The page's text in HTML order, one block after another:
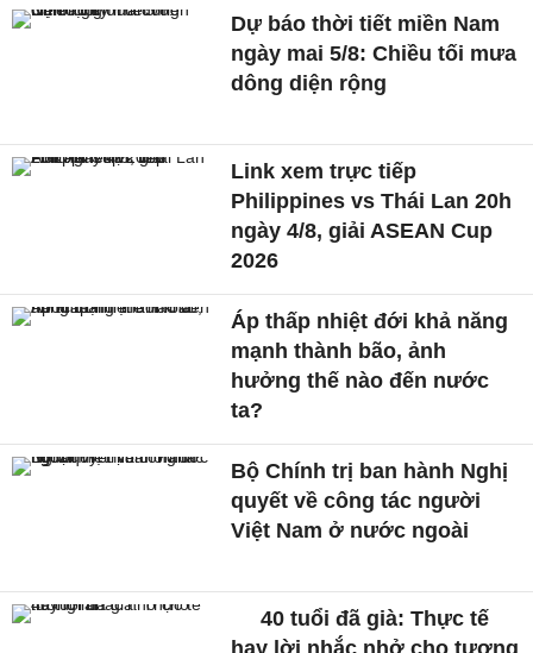
Dự báo thời tiết miền Nam
ngày mai 5/8: Chiều tối mưa
dông diện rộng
Link xem trực tiếp
Philippines vs Thái Lan 20h
ngày 4/8, giải ASEAN Cup
2026
Áp thấp nhiệt đới khả năng
mạnh thành bão, ảnh
hưởng thế nào đến nước
ta?
Bộ Chính trị ban hành Nghị
quyết về công tác người
Việt Nam ở nước ngoài
40 tuổi đã già: Thực tế
hay lời nhắc nhở cho tương